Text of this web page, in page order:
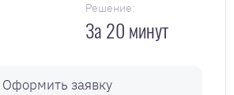
Решение:
За 20 минут
Оформить заявку